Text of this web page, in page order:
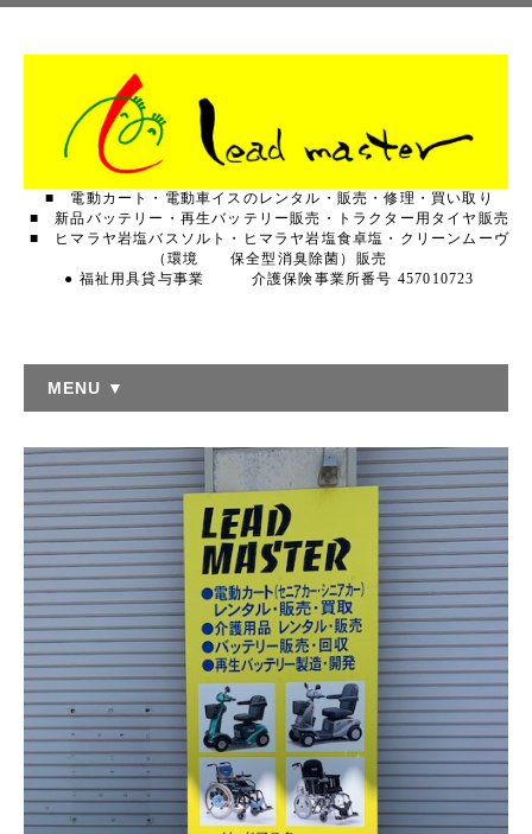
■ 電動カート・電動車イスのレンタル・販売・修理・買い取り
■ 新品バッテリー・再生バッテリー販売・トラクター用タイヤ販売
■ ヒマラヤ岩塩バスソルト・ヒマラヤ岩塩食卓塩・クリーンムーヴ
（環境 保全型消臭除菌）販売
● 福祉用具貸与事業 介護保険事業所番号 457010723
MENU ▼